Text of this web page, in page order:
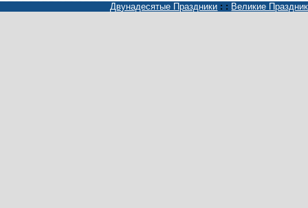
Двунадесятые Праздники : : Великие